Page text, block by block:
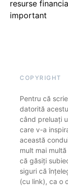
resurse
important
COPYRIGHT
Pentru că
datorită
când preluați
care v-a
această
mult mai
că găsiți
siguri că
(cu link), ca o